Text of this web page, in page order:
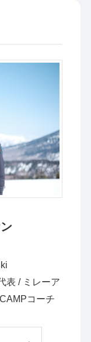
表 / ミレーア
コーチ